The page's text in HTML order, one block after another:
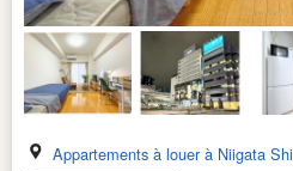
Appartements à louer à Niigata Shi